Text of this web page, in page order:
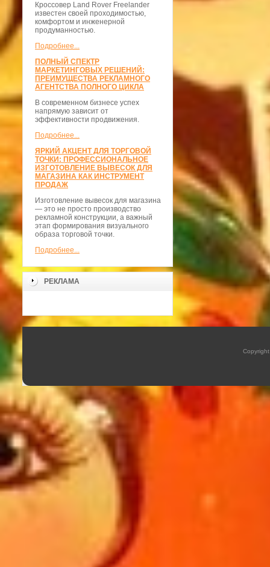
Кроссовер Land Rover Freelander
известен своей проходимостью,
комфортом и инженерной
продуманностью.
Подробнее...
ПОЛНЫЙ СПЕКТР
МАРКЕТИНГОВЫХ РЕШЕНИЙ:
ПРЕИМУЩЕСТВА РЕКЛАМНОГО
АГЕНТСТВА ПОЛНОГО ЦИКЛА
В современном бизнесе успех
напрямую зависит от
эффективности продвижения.
Подробнее...
ЯРКИЙ АКЦЕНТ ДЛЯ ТОРГОВОЙ
ТОЧКИ: ПРОФЕССИОНАЛЬНОЕ
ИЗГОТОВЛЕНИЕ ВЫВЕСОК ДЛЯ
МАГАЗИНА КАК ИНСТРУМЕНТ
ПРОДАЖ
Изготовление вывесок для магазина
— это не просто производство
рекламной конструкции, а важный
этап формирования визуального
образа торговой точки.
Подробнее...
РЕКЛАМА